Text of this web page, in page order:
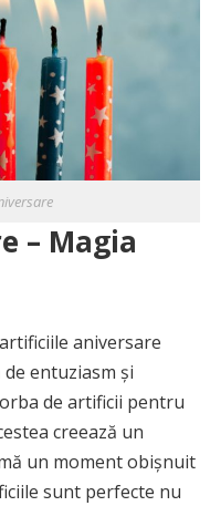
– Magia
aniversare
entuziasm și
de artificii pentru
creează un
un moment obișnuit
sunt perfecte nu